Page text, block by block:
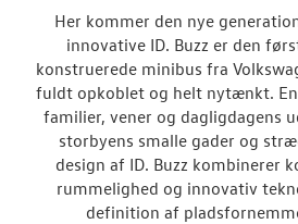
Her kommer den nye
innovative ID. Buzz er den
konstruerede minibus fra
fuldt opkoblet og helt nytænkt.
familier, vener og dagligdagens
storbyens smalle gader og
design af ID. Buzz kombinerer
rummelighed og innovativ
definition af